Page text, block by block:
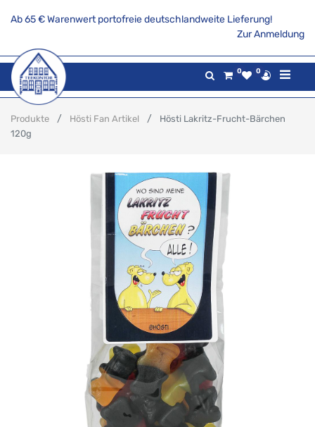
Ab 65 € Warenwert portofreie deutschlandweite Lieferung!
Zur Anmeldung
0 0
Produkte Hösti Fan Artikel
Hösti Lakritz-Frucht-Bärchen
120g